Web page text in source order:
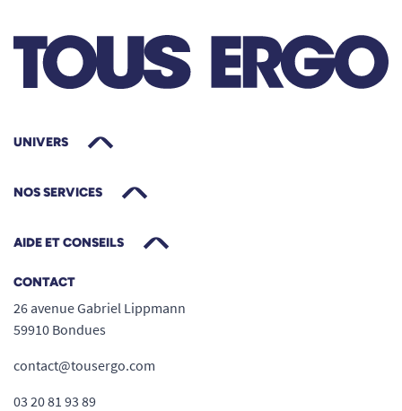
UNIVERS
NOS SERVICES
AIDE ET CONSEILS
CONTACT
26 avenue Gabriel Lippmann
59910 Bondues
contact@tousergo.com
03 20 81 93 89